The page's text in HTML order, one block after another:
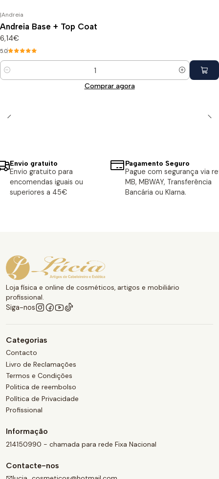
|Andreia
Andreia Base + Top Coat
6,14€
5.0
Quantidade
Comprar agora
Envio gratuito
Envio gratuito para
encomendas iguais ou
superiores a 45€
Pagamento Seguro
Pague com segurança via
MB, MBWAY, Transferência
Bancária ou Klarna.
Loja física e online de cosméticos, artigos e mobiliário
profissional.
Siga-nos
Categorias
Contacto
Livro de Reclamações
Termos e Condições
Politica de reembolso
Política de Privacidade
Profissional
Informação
214150990 - chamada para rede Fixa Nacional
Contacte-nos